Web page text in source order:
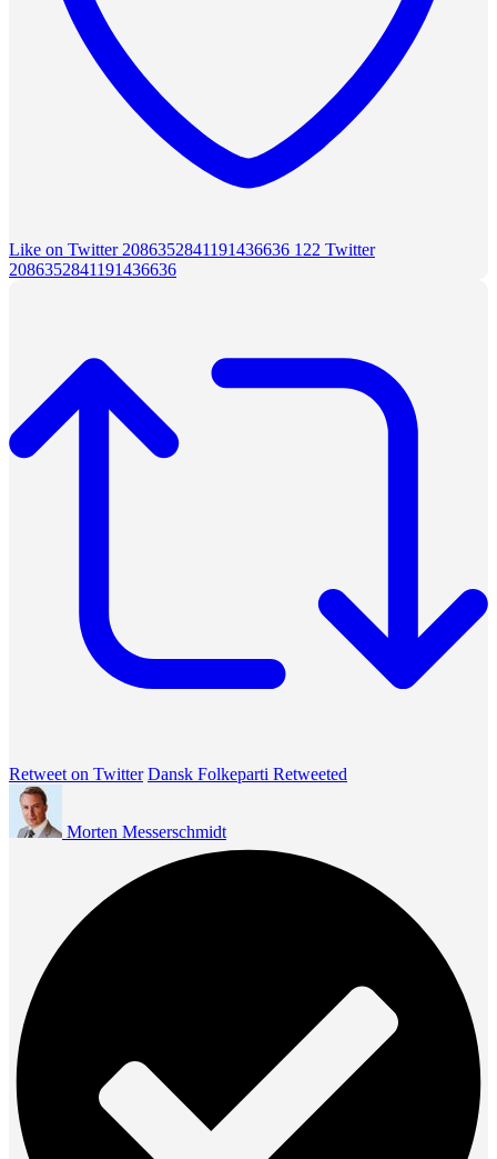
Like on Twitter 2086352841191436636 122 Twitter
2086352841191436636
Retweet on Twitter Dansk Folkeparti Retweeted
Morten Messerschmidt